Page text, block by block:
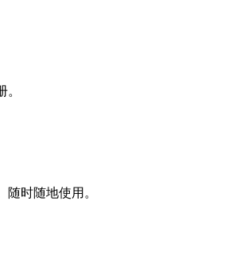
时随地使用。